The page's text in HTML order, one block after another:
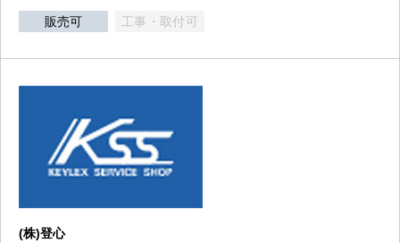
販売可 工事・取付可
(株)登心